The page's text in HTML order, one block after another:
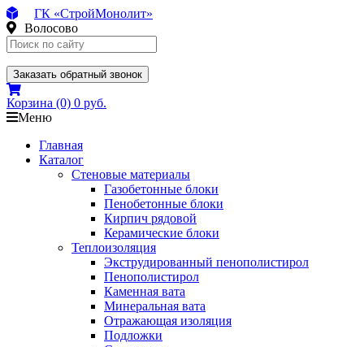
ГК «СтройМонолит»
Волосово
Заказать обратный звонок
Корзина (0) 0 руб.
Меню
Главная
Каталог
Стеновые материалы
Газобетонные блоки
Пенобетонные блоки
Кирпич рядовой
Керамические блоки
Теплоизоляция
Экструдированный пенополистирол
Пенополистирол
Каменная вата
Минеральная вата
Отражающая изоляция
Подложки